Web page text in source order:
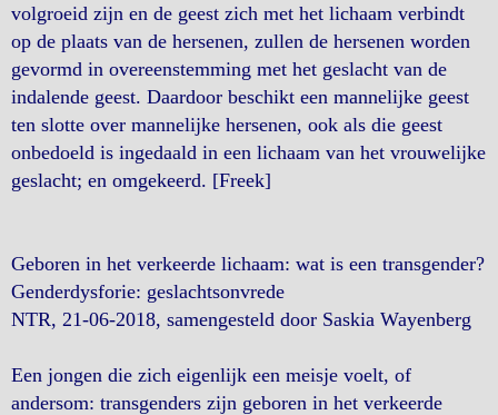
volgroeid zijn en de geest zich met het lichaam verbindt
op de plaats van de hersenen, zullen de hersenen worden
gevormd in overeenstemming met het geslacht van de
indalende geest. Daardoor beschikt een mannelijke geest
ten slotte over mannelijke hersenen, ook als die geest
onbedoeld is ingedaald in een lichaam van het vrouwelijke
geslacht; en omgekeerd. [Freek]
Geboren in het verkeerde lichaam: wat is een transgender?
Genderdysforie: geslachtsonvrede
NTR, 21-06-2018, samengesteld door Saskia Wayenberg
Een jongen die zich eigenlijk een meisje voelt, of
andersom: transgenders zijn geboren in het verkeerde